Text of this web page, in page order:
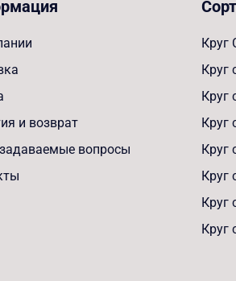
и возврат
вопросы
Круг
Круг
Круг
Круг
Круг
Круг
Круг
Круг